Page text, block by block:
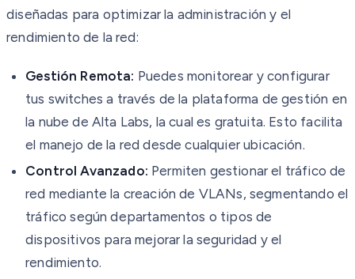
diseñadas para optimizar la administración y el
rendimiento de la red:
Gestión Remota: Puedes monitorear y configurar
tus switches a través de la plataforma de gestión en
la nube de Alta Labs, la cual es gratuita. Esto facilita
el manejo de la red desde cualquier ubicación.
Control Avanzado: Permiten gestionar el tráfico de
red mediante la creación de VLANs, segmentando el
tráfico según departamentos o tipos de
dispositivos para mejorar la seguridad y el
rendimiento.